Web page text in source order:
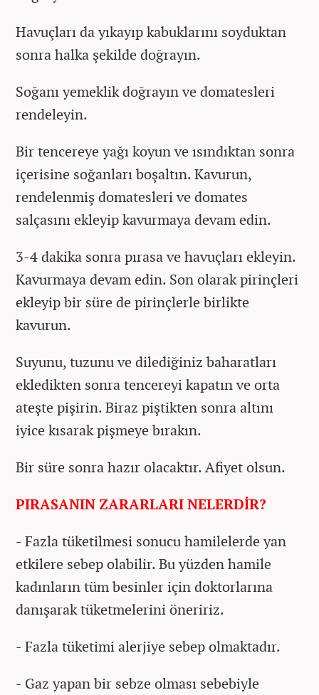
Havuçları da yıkayıp kabuklarını soyduktan
sonra halka şekilde doğrayın.
Soğanı yemeklik doğrayın ve domatesleri
rendeleyin.
Bir tencereye yağı koyun ve ısındıktan sonra
içerisine soğanları boşaltın. Kavurun,
rendelenmiş domatesleri ve domates
salçasını ekleyip kavurmaya devam edin.
3-4 dakika sonra pırasa ve havuçları ekleyin.
Kavurmaya devam edin. Son olarak pirinçleri
ekleyip bir süre de pirinçlerle birlikte
kavurun.
Suyunu, tuzunu ve dilediğiniz baharatları
ekledikten sonra tencereyi kapatın ve orta
ateşte pişirin. Biraz piştikten sonra altını
iyice kısarak pişmeye bırakın.
Bir süre sonra hazır olacaktır. Afiyet olsun.
PIRASANIN ZARARLARI NELERDİR?
- Fazla tüketilmesi sonucu hamilelerde yan
etkilere sebep olabilir. Bu yüzden hamile
kadınların tüm besinler için doktorlarına
danışarak tüketmelerini öneririz.
- Fazla tüketimi alerjiye sebep olmaktadır.
- Gaz yapan bir sebze olması sebebiyle